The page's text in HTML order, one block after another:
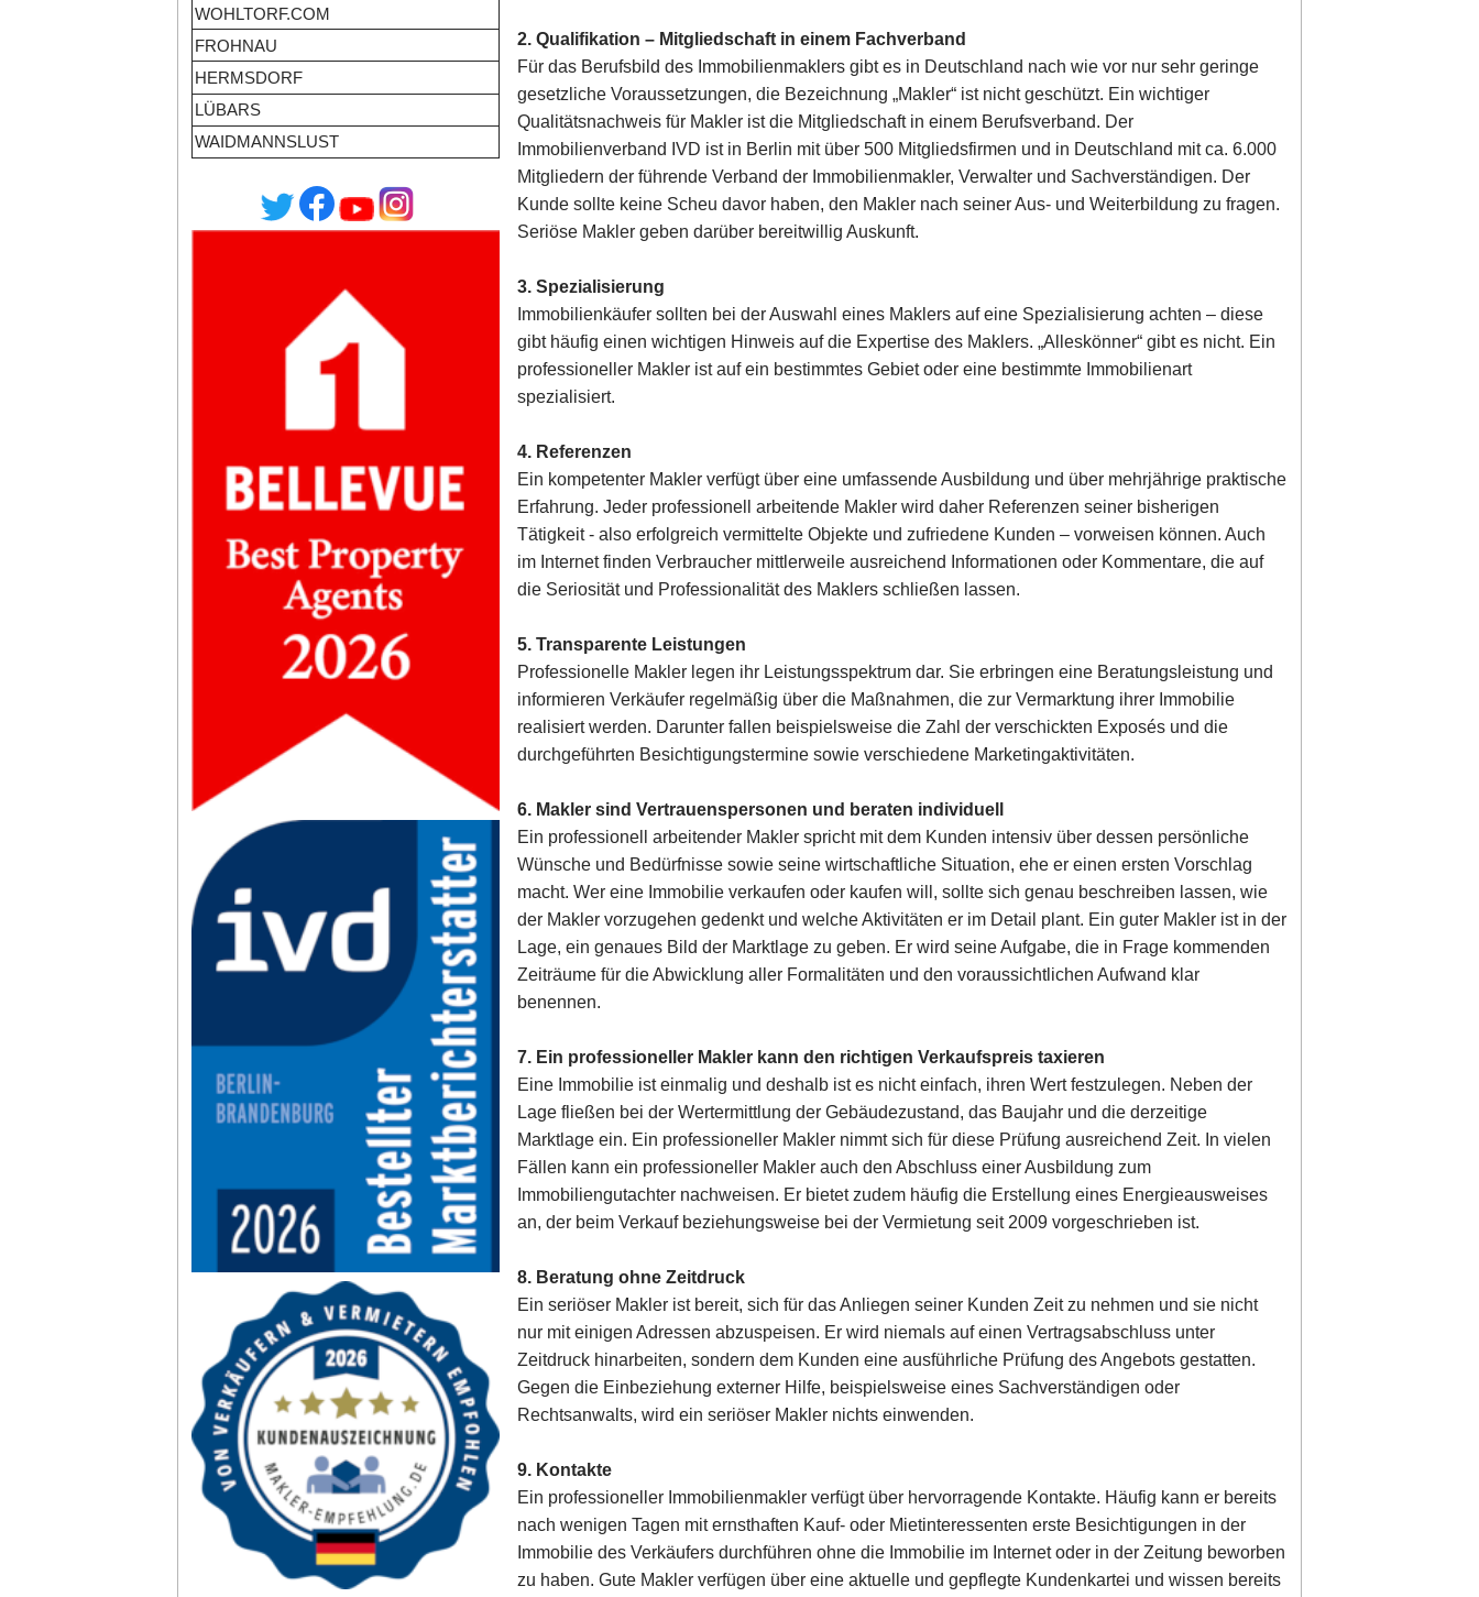
WOHLTORF.COM
FROHNAU
HERMSDORF
LÜBARS
WAIDMANNSLUST
2. Qualifikation – Mitgliedschaft in einem Fachverband
Für das Berufsbild des Immobilienmaklers gibt es in Deutschland nach wie vor nur sehr geringe
gesetzliche Voraussetzungen, die Bezeichnung „Makler“ ist nicht geschützt. Ein wichtiger
Qualitätsnachweis für Makler ist die Mitgliedschaft in einem Berufsverband. Der
Immobilienverband IVD ist in Berlin mit über 500 Mitgliedsfirmen und in Deutschland mit ca. 6.000
Mitgliedern der führende Verband der Immobilienmakler, Verwalter und Sachverständigen. Der
Kunde sollte keine Scheu davor haben, den Makler nach seiner Aus- und Weiterbildung zu fragen.
Seriöse Makler geben darüber bereitwillig Auskunft.
3. Spezialisierung
Immobilienkäufer sollten bei der Auswahl eines Maklers auf eine Spezialisierung achten – diese
gibt häufig einen wichtigen Hinweis auf die Expertise des Maklers. „Alleskönner“ gibt es nicht. Ein
professioneller Makler ist auf ein bestimmtes Gebiet oder eine bestimmte Immobilienart
spezialisiert.
4. Referenzen
Ein kompetenter Makler verfügt über eine umfassende Ausbildung und über mehrjährige praktische
Erfahrung. Jeder professionell arbeitende Makler wird daher Referenzen seiner bisherigen
Tätigkeit - also erfolgreich vermittelte Objekte und zufriedene Kunden – vorweisen können. Auch
im Internet finden Verbraucher mittlerweile ausreichend Informationen oder Kommentare, die auf
die Seriosität und Professionalität des Maklers schließen lassen.
5. Transparente Leistungen
Professionelle Makler legen ihr Leistungsspektrum dar. Sie erbringen eine Beratungsleistung und
informieren Verkäufer regelmäßig über die Maßnahmen, die zur Vermarktung ihrer Immobilie
realisiert werden. Darunter fallen beispielsweise die Zahl der verschickten Exposés und die
durchgeführten Besichtigungstermine sowie verschiedene Marketingaktivitäten.
6. Makler sind Vertrauenspersonen und beraten individuell
Ein professionell arbeitender Makler spricht mit dem Kunden intensiv über dessen persönliche
Wünsche und Bedürfnisse sowie seine wirtschaftliche Situation, ehe er einen ersten Vorschlag
macht. Wer eine Immobilie verkaufen oder kaufen will, sollte sich genau beschreiben lassen, wie
der Makler vorzugehen gedenkt und welche Aktivitäten er im Detail plant. Ein guter Makler ist in der
Lage, ein genaues Bild der Marktlage zu geben. Er wird seine Aufgabe, die in Frage kommenden
Zeiträume für die Abwicklung aller Formalitäten und den voraussichtlichen Aufwand klar
benennen.
7. Ein professioneller Makler kann den richtigen Verkaufspreis taxieren
Eine Immobilie ist einmalig und deshalb ist es nicht einfach, ihren Wert festzulegen. Neben der
Lage fließen bei der Wertermittlung der Gebäudezustand, das Baujahr und die derzeitige
Marktlage ein. Ein professioneller Makler nimmt sich für diese Prüfung ausreichend Zeit. In vielen
Fällen kann ein professioneller Makler auch den Abschluss einer Ausbildung zum
Immobiliengutachter nachweisen. Er bietet zudem häufig die Erstellung eines Energieausweises
an, der beim Verkauf beziehungsweise bei der Vermietung seit 2009 vorgeschrieben ist.
8. Beratung ohne Zeitdruck
Ein seriöser Makler ist bereit, sich für das Anliegen seiner Kunden Zeit zu nehmen und sie nicht
nur mit einigen Adressen abzuspeisen. Er wird niemals auf einen Vertragsabschluss unter
Zeitdruck hinarbeiten, sondern dem Kunden eine ausführliche Prüfung des Angebots gestatten.
Gegen die Einbeziehung externer Hilfe, beispielsweise eines Sachverständigen oder
Rechtsanwalts, wird ein seriöser Makler nichts einwenden.
9. Kontakte
Ein professioneller Immobilienmakler verfügt über hervorragende Kontakte. Häufig kann er bereits
nach wenigen Tagen mit ernsthaften Kauf- oder Mietinteressenten erste Besichtigungen in der
Immobilie des Verkäufers durchführen ohne die Immobilie im Internet oder in der Zeitung beworben
zu haben. Gute Makler verfügen über eine aktuelle und gepflegte Kundenkartei und wissen bereits